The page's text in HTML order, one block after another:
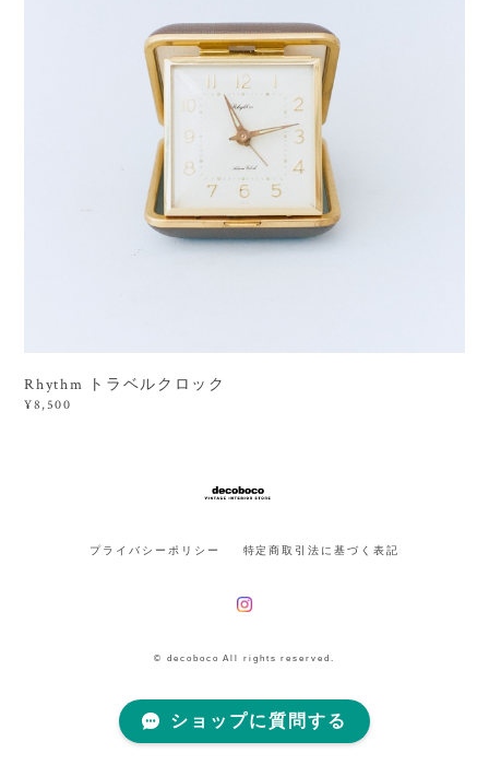
Rhythm トラベルクロック
¥8,500
プライバシーポリシー 特定商取引法に基づく表記
© decoboco All rights reserved.
ショップに質問する